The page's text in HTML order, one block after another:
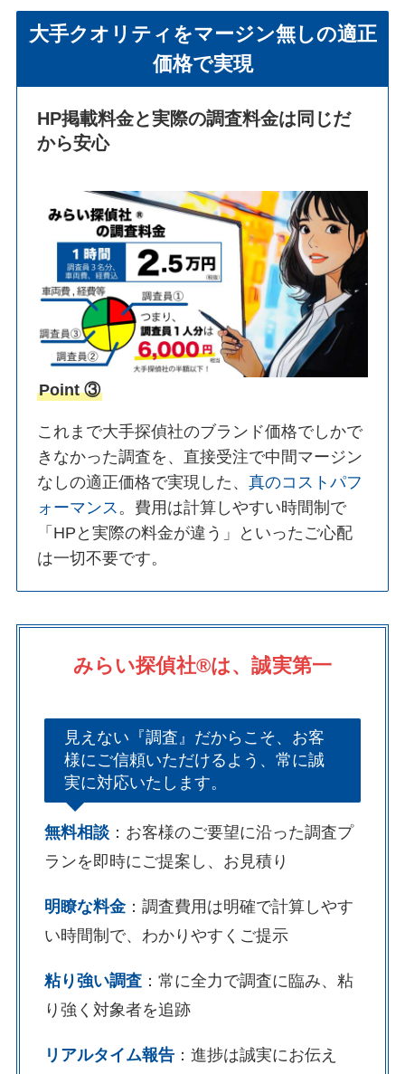
大手クオリティをマージン無しの適正
価格で実現
HP掲載料金と実際の調査料金は同じだ
から安心
Point ③
これまで大手探偵社のブランド価格でしかで
きなかった調査を、直接受注で中間マージン
なしの適正価格で実現した、真のコストパフ
ォーマンス 。費用は計算しやすい時間制で
「HPと実際の料金が違う」といったご心配
は一切不要です。
みらい探偵社®︎は、誠実第一
見えない『調査』だからこそ、お客
様にご信頼いただけるよう、常に誠
実に対応いたします。
無料相談：お客様のご要望に沿った調査プ
ランを即時にご提案し、お見積り
明瞭な料金：調査費用は明確で計算しやす
い時間制で、わかりやすくご提示
粘り強い調査：常に全力で調査に臨み、粘
り強く対象者を追跡
リアルタイム報告：進捗は誠実にお伝え